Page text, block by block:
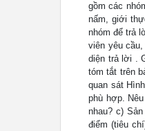
gồm các
nấm, giới
nhóm để trả
viên yêu
diện trả lời .
tóm tắt trên
quan sát
phù hợp.
nhau? c)
điểm (tiêu